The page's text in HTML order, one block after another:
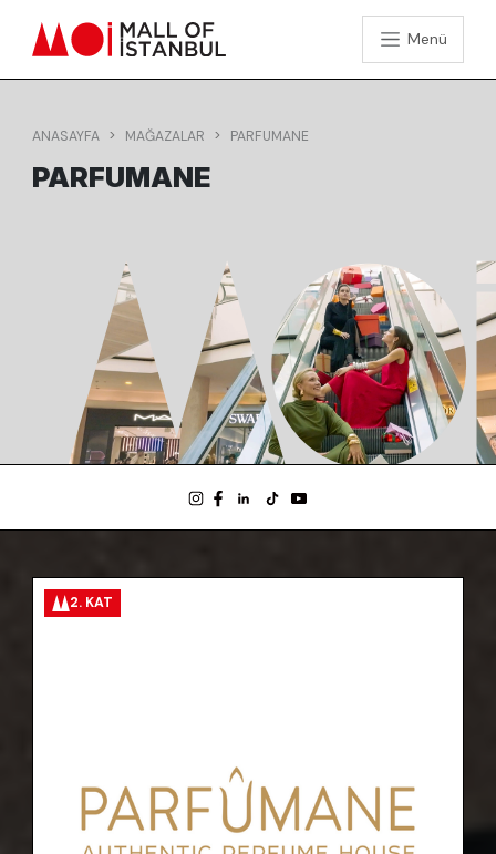
Menü
ANASAYFA MAĞAZALAR PARFUMANE
PARFUMANE
2. KAT